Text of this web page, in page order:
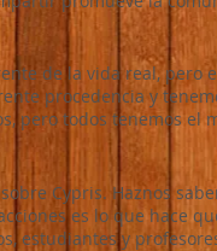
de la vida real, pero
procedencia y
pero todos tenemos el
Cypris. Haznos
es lo que hace
estudiantes y